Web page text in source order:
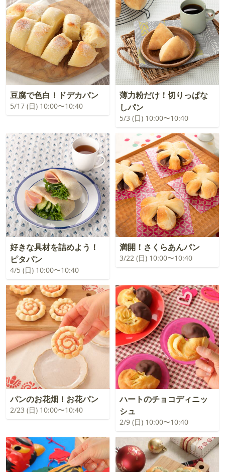
豆腐で色白！ドデカパン
5/17 (日) 10:00〜10:40
薄力粉だけ！切りっぱな
しパン
5/3 (日) 10:00〜10:40
好きな具材を詰めよう！
ピタパン
4/5 (日) 10:00〜10:40
満開！さくらあんパン
3/22 (日) 10:00〜10:40
パンのお花畑！お花パン
2/23 (日) 10:00〜10:40
ハートのチョコディニッ
シュ
2/9 (日) 10:00〜10:40